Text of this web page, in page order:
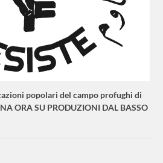
popolari del campo profughi di
ORA SU PRODUZIONI DAL BASSO